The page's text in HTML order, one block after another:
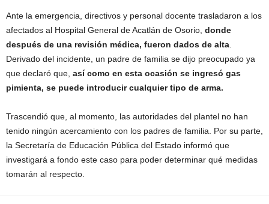
Ante la emergencia, directivos y personal docente trasladaron a los
afectados al Hospital General de Acatlán de Osorio, donde
después de una revisión médica, fueron dados de alta
Derivado del incidente, un padre de familia se dijo preocupado ya
que declaró que, así como en esta ocasión se ingresó gas
pimienta, se puede introducir cualquier tipo de arma.
Trascendió que, al momento, las autoridades del plantel no han
tenido ningún acercamiento con los padres de familia. Por su parte,
la Secretaría de Educación Pública del Estado informó que
investigará a fondo este caso para poder determinar qué medidas
tomarán al respecto.